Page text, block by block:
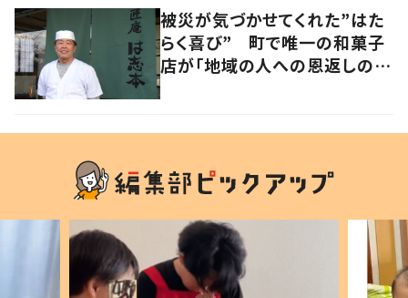
被災が気づかせてくれた”はた
らく喜び” 町で唯一の和菓子
店が「地域の人への恩返しのた